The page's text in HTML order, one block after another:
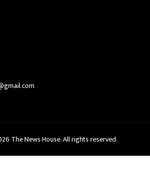
The News House. All rights reserved.